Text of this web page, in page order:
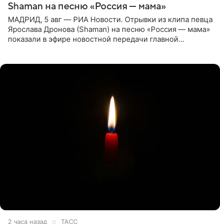
Shaman на песню «Россия — мама»
МАДРИД, 5 авг — РИА Новости. Отрывки из клипа певца
Ярослава Дронова (Shaman) на песню «Россия — мама»
показали в эфире новостной передачи главной
2 часа назад ТАСС